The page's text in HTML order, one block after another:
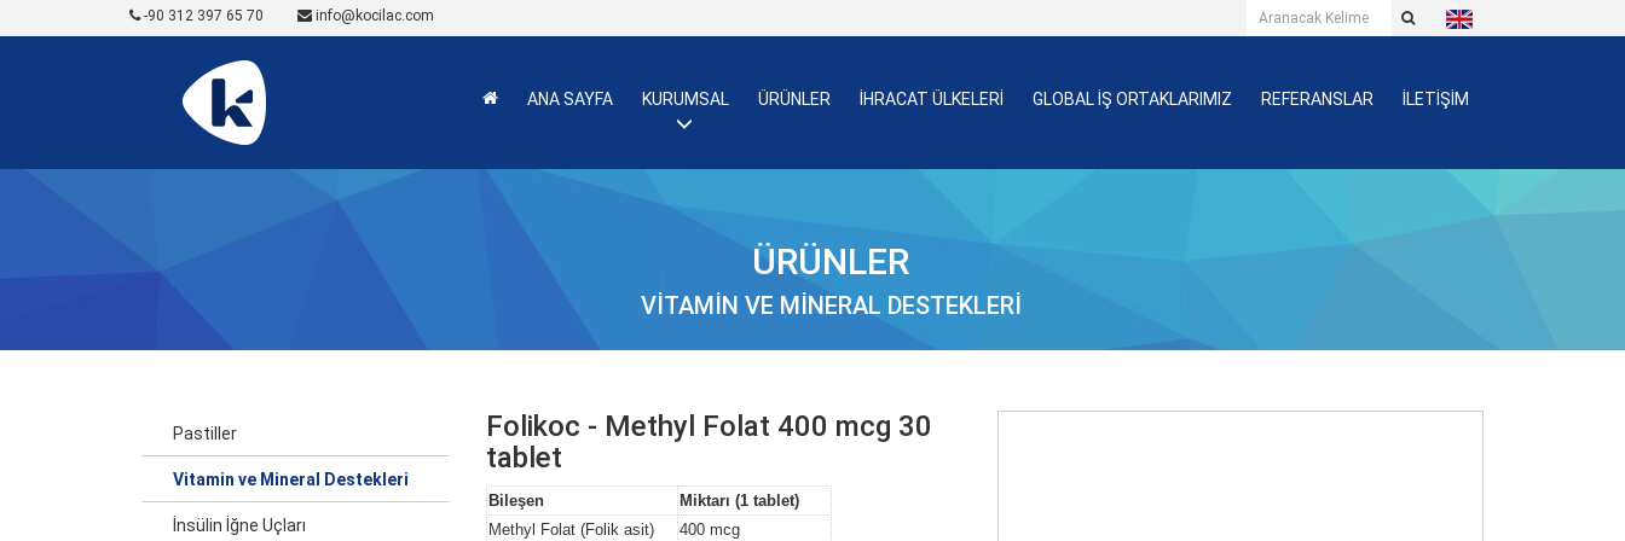
-90 312 397 65 70 info@kocilac.com
ANA SAYFA KURUMSAL ÜRÜNLER İHRACAT ÜLKELERİ GLOBAL İŞ ORTAKLARIMIZ REFERANSLAR İLETİŞİM
ÜRÜNLER
VITAMIN VE MINERAL DESTEKLERI
Pastiller
Vitamin ve Mineral Destekleri
İnsülin İğne Uçları
Folikoc - Methyl Folat 400 mcg 30
tablet
Bileşen
Miktarı (1 tablet)
Methyl Folat (Folik asit)
400 mcg